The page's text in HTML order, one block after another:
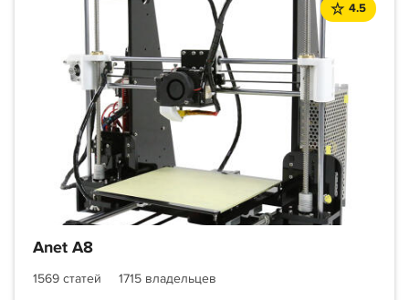
4.5
Anet A8
1569 статей
1715 владельцев